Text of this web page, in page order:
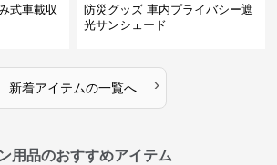
式車載収
防災グッズ 車内プライバシー遮
光サンシェード
新着アイテムの一覧へ ›
用品のおすすめアイテム